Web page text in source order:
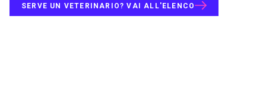
SERVE UN VETERINARIO? VAI ALL'ELENCO